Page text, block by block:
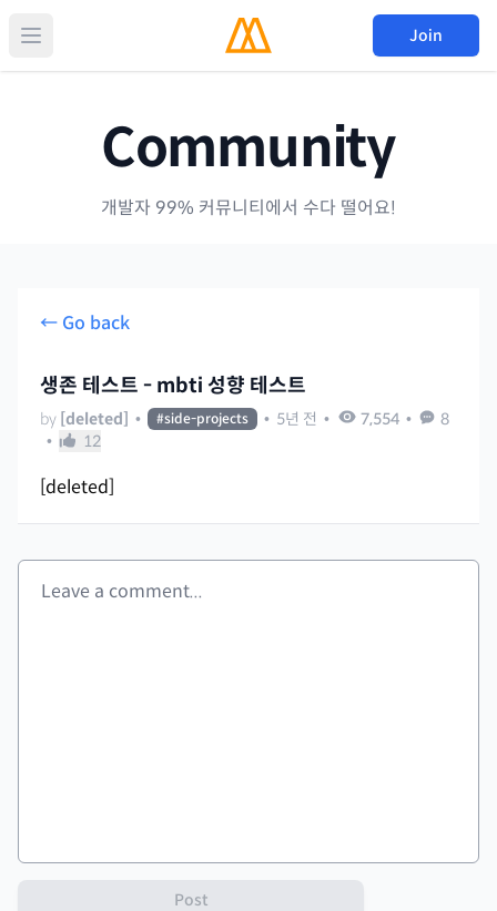
Join
Community
개발자 99% 커뮤니티에서 수다 떨어요!
← Go back
생존 테스트 - mbti 성향 테스트
by [deleted] • #side-projects • 5년 전 • 7,554 •
8
•
12
[deleted]
Post